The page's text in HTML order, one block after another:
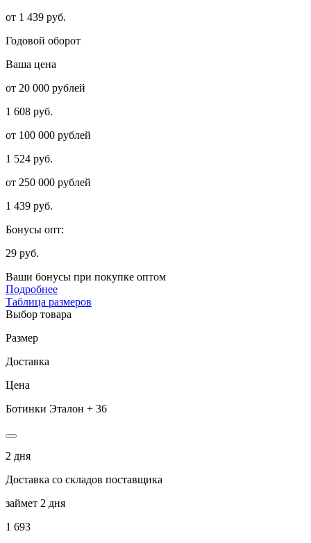
от 1 439 руб.
Годовой оборот
Ваша цена
от 20 000 рублей
1 608 руб.
от 100 000 рублей
1 524 руб.
от 250 000 рублей
1 439 руб.
Бонусы опт:
29 руб.
Ваши бонусы при покупке оптом
Подробнее
Таблица размеров
Выбор товара
Размер
Доставка
Цена
Ботинки Эталон + 36
2 дня
Доставка со складов поставщика
займет 2 дня
1 693